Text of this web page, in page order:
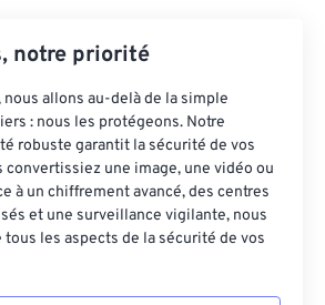
notre priorité
nous allons au-delà de la simple
: nous les protégeons. Notre
robuste garantit la sécurité de vos
convertissiez une image, une vidéo ou
à un chiffrement avancé, des centres
et une surveillance vigilante, nous
tous les aspects de la sécurité de vos